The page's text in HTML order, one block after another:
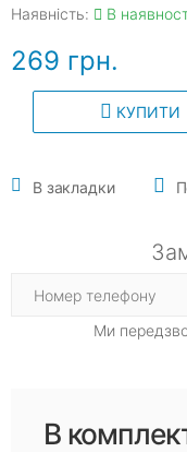
Наявність: В
269 грн.
КУПИТИ
В закладки
Ми
В